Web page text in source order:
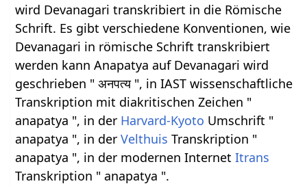
wird Devanagari transkribiert in die Römische
Schrift. Es gibt verschiedene Konventionen, wie
Devanagari in römische Schrift transkribiert
werden kann Anapatya auf Devanagari wird
geschrieben " अनपत्य ", in IAST wissenschaftliche
Transkription mit diakritischen Zeichen "
anapatya ", in der Harvard-Kyoto Umschrift "
anapatya ", in derVelthuis Transkription "
anapatya ", in der modernen InternetItrans
Transkription " anapatya ".